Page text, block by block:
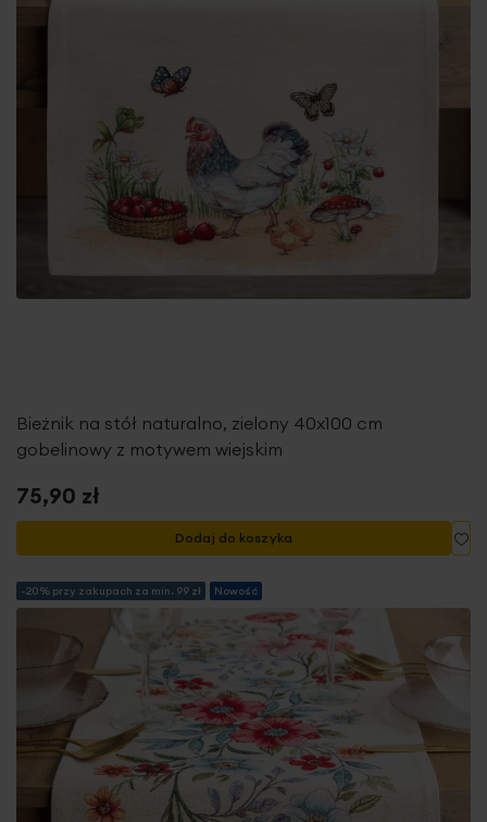
Bieżnik na stół naturalno, zielony 40x100 cm
gobelinowy z motywem wiejskim
75,90 zł
Dodaj do koszyka
-20% przy zakupach za min. 99 zł Nowość